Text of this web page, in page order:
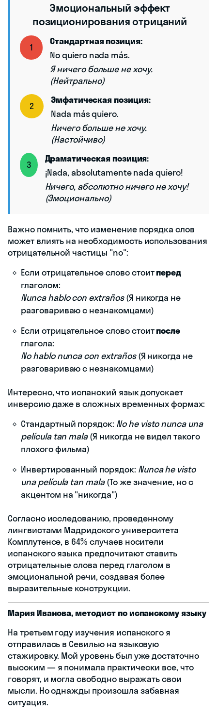
Эмоциональный эффект
позиционирования отрицаний
1
Стандартная позиция:
No quiero nada más.
Я ничего больше не хочу.
(Нейтрально)
2
Эмфатическая позиция:
Nada más quiero.
Ничего больше не хочу.
(Настойчиво)
3
Драматическая позиция:
¡Nada, absolutamente nada quiero!
Ничего, абсолютно ничего не хочу!
(Эмоционально)
Важно помнить, что изменение порядка слов
может влиять на необходимость использования
отрицательной частицы "no":
Если отрицательное слово стоитперед
глаголом:
Nunca hablo con extraños(Я никогда не
разговариваю с незнакомцами)
Если отрицательное слово стоитпосле
глагола:
No hablo nunca con extraños(Я никогда не
разговариваю с незнакомцами)
Интересно, что испанский язык допускает
инверсию даже в сложных временных формах:
Стандартный порядок: No he visto nunca una
película tan mala(Я никогда не видел такого
плохого фильма)
Инвертированный порядок: Nunca he visto
una película tan mala(То же значение, но с
акцентом на "никогда")
Согласно исследованию, проведенному
лингвистами Мадридского университета
Комплутенсе, в 64% случаев носители
испанского языка предпочитают ставить
отрицательные слова перед глаголом в
эмоциональной речи, создавая более
выразительные конструкции.
Мария Иванова, методист по испанскому языку
На третьем году изучения испанского я
отправилась в Севилью на языковую
стажировку. Мой уровень был уже достаточно
высоким — я понимала практически все, что
говорят, и могла свободно выражать свои
мысли. Но однажды произошла забавная
ситуация.